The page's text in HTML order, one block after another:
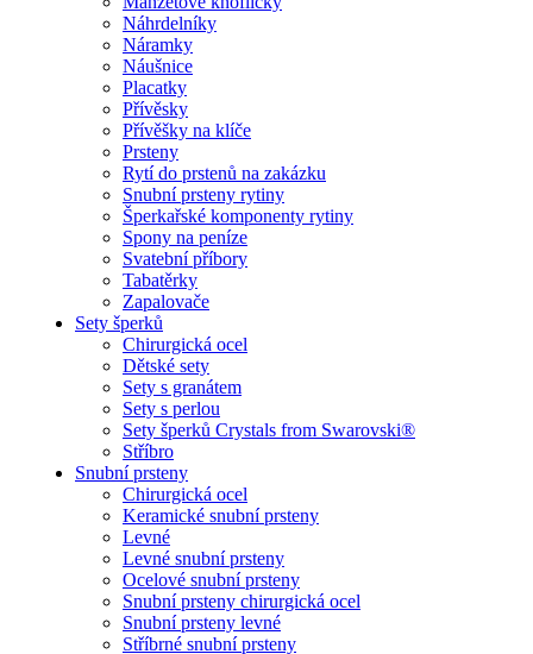
Náhrdelníky
Náramky
Náušnice
Placatky
Přívěsky
Přívěšky na klíče
Prsteny
Rytí do prstenů na zakázku
Snubní prsteny rytiny
Šperkařské komponenty rytiny
Spony na peníze
Svatební příbory
Tabatěrky
Zapalovače
Sety šperků
Chirurgická ocel
Dětské sety
Sety s granátem
Sety s perlou
Sety šperků Crystals from Swarovski®
Stříbro
Snubní prsteny
Chirurgická ocel
Keramické snubní prsteny
Levné
Levné snubní prsteny
Ocelové snubní prsteny
Snubní prsteny chirurgická ocel
Snubní prsteny levné
Stříbrné snubní prsteny